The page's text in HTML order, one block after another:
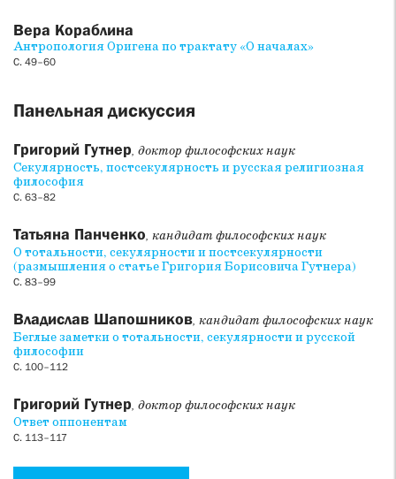
Вера Кораблина
Антропология Оригена по трактату «О началах»
С. 49–60
Панельная дискуссия
Григорий Гутнер, доктор философских наук
Секулярность, постсекулярность и русская религиозная
философия
С. 63–82
Татьяна Панченко, кандидат философских наук
О тотальности, секулярности и постсекулярности
(размышления о статье Григория Борисовича Гутнера)
С. 83–99
Владислав Шапошников, кандидат философских наук
Беглые заметки о тотальности, секулярности и русской
философии
С. 100–112
Григорий Гутнер, доктор философских наук
Ответ оппонентам
С. 113–117